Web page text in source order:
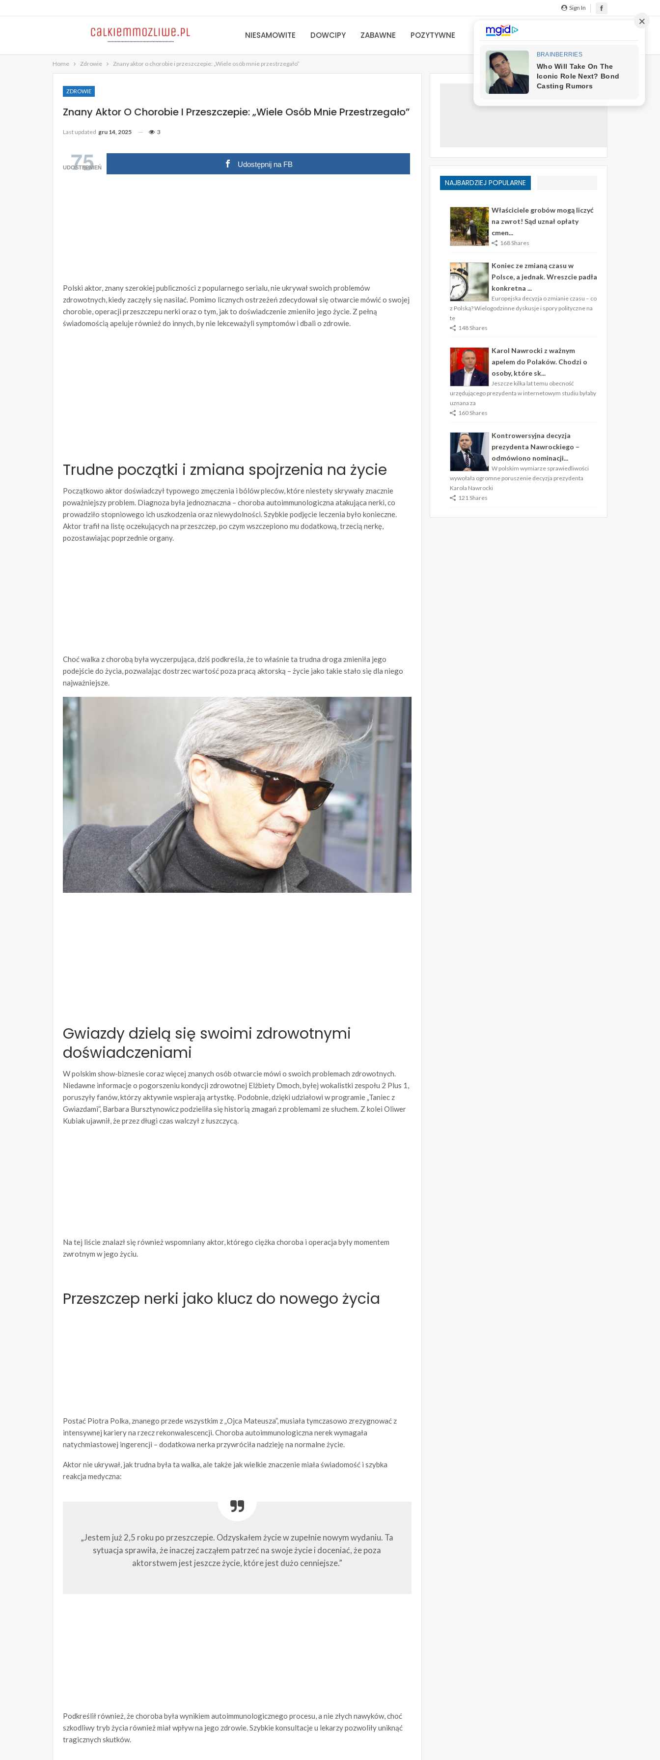
Sign In
NIESAMOWITE DOWCIPY ZABAWNE POZYTYWNE
Home Zdrowie Znany aktor o chorobie i przeszczepie: „Wiele osób mnie przestrzegało”
ZDROWIE
Znany Aktor O Chorobie I Przeszczepie: „Wiele Osób Mnie Przestrzegało”
Last updated gru 14, 2025 3
75
UDOSTĘPNIEŃ Udostępnij na FB
Polski aktor, znany szerokiej publiczności z popularnego serialu, nie ukrywał swoich problemów
zdrowotnych, kiedy zaczęły się nasilać. Pomimo licznych ostrzeżeń zdecydował się otwarcie mówić o swojej
chorobie, operacji przeszczepu nerki oraz o tym, jak to doświadczenie zmieniło jego życie. Z pełną
świadomością apeluje również do innych, by nie lekceważyli symptomów i dbali o zdrowie.
Trudne początki i zmiana spojrzenia na życie
Początkowo aktor doświadczył typowego zmęczenia i bólów pleców, które niestety skrywały znacznie
poważniejszy problem. Diagnoza była jednoznaczna – choroba autoimmunologiczna atakująca nerki, co
prowadziło stopniowego ich uszkodzenia oraz niewydolności. Szybkie podjęcie leczenia było konieczne.
Aktor trafił na listę oczekujących na przeszczep, po czym wszczepiono mu dodatkową, trzecią nerkę,
pozostawiając poprzednie organy.
Choć walka z chorobą była wyczerpująca, dziś podkreśla, że to właśnie ta trudna droga zmieniła jego
podejście do życia, pozwalając dostrzec wartość poza pracą aktorską – życie jako takie stało się dla niego
najważniejsze.
Gwiazdy dzielą się swoimi zdrowotnymi
doświadczeniami
W polskim show-biznesie coraz więcej znanych osób otwarcie mówi o swoich problemach zdrowotnych.
Niedawne informacje o pogorszeniu kondycji zdrowotnej Elżbiety Dmoch, byłej wokalistki zespołu 2 Plus 1,
poruszyły fanów, którzy aktywnie wspierają artystkę. Podobnie, dzięki udziałowi w programie „Taniec z
Gwiazdami”, Barbara Bursztynowicz podzieliła się historią zmagań z problemami ze słuchem. Z kolei Oliwer
Kubiak ujawnił, że przez długi czas walczył z łuszczycą.
Na tej liście znalazł się również wspomniany aktor, którego ciężka choroba i operacja były momentem
zwrotnym w jego życiu.
Przeszczep nerki jako klucz do nowego życia
Postać Piotra Polka, znanego przede wszystkim z „Ojca Mateusza”, musiała tymczasowo zrezygnować z
intensywnej kariery na rzecz rekonwalescencji. Choroba autoimmunologiczna nerek wymagała
natychmiastowej ingerencji – dodatkowa nerka przywróciła nadzieję na normalne życie.
Aktor nie ukrywał, jak trudna była ta walka, ale także jak wielkie znaczenie miała świadomość i szybka
reakcja medyczna:
„Jestem już 2,5 roku po przeszczepie. Odzyskałem życie w zupełnie nowym wydaniu. Ta
sytuacja sprawiła, że inaczej zacząłem patrzeć na swoje życie i doceniać, że poza
aktorstwem jest jeszcze życie, które jest dużo cenniejsze.”
Podkreślił również, że choroba była wynikiem autoimmunologicznego procesu, a nie złych nawyków, choć
szkodliwy tryb życia również miał wpływ na jego zdrowie. Szybkie konsultacje u lekarzy pozwoliły uniknąć
tragicznych skutków.
NAJBARDZIEJ POPULARNE
Właściciele grobów mogą liczyć
na zwrot! Sąd uznał opłaty
cmen...
168 Shares
Koniec ze zmianą czasu w
Polsce, a jednak. Wreszcie padła
konkretna ...
Europejska decyzja o zmianie czasu – co
z Polską? Wielogodzinne dyskusje i spory polityczne na
te
148 Shares
Karol Nawrocki z ważnym
apelem do Polaków. Chodzi o
osoby, które sk...
Jeszcze kilka lat temu obecność
urzędującego prezydenta w internetowym studiu byłaby
uznana za
160 Shares
Kontrowersyjna decyzja
prezydenta Nawrockiego –
odmówiono nominacji...
W polskim wymiarze sprawiedliwości
wywołała ogromne poruszenie decyzja prezydenta
Karola Nawrocki
121 Shares